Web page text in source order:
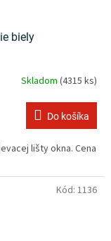
biely
Skladom (4315 ks)
Do košíka
lišty okna. Cena
Kód: 1136